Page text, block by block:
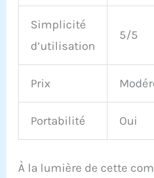
Simplicité
d’utilisation
5/5
Prix
Portabilité Oui
À la lumière de cette